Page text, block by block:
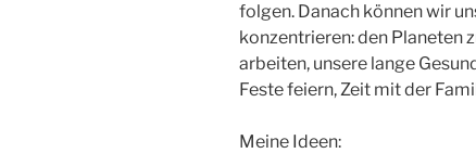
folgen. Danach können wir
konzentrieren: den Planeten
arbeiten, unsere lange
Feste feiern, Zeit mit der
Meine Ideen: